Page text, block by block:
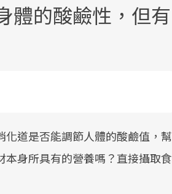
體的酸鹼性，但有
道是否能調節人體的酸鹼值，幫
身所具有的營養嗎？直接攝取食
「健康照護」的新時代。隨著國家
如「健康台灣推動委員會」與「長
新生活」，從講座、體驗到運動，
啟動你的健康革命！
透過醫學觀點與日常感受的對話，
對亞健康的認知，進而引導實際的